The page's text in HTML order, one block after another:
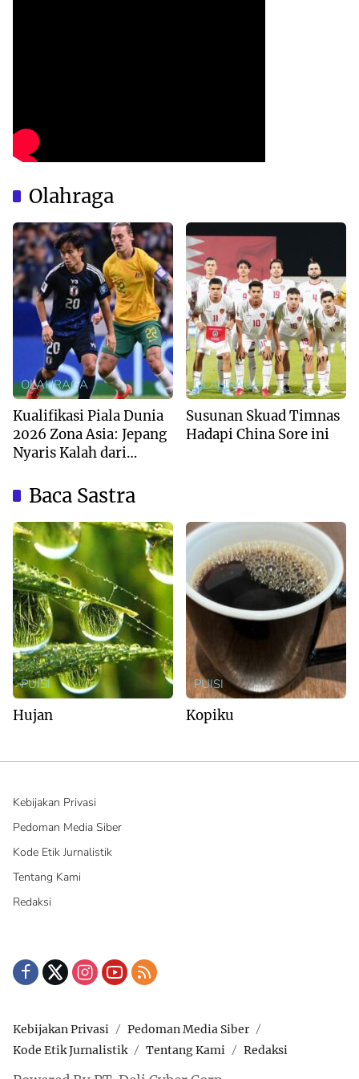
Olahraga
OLAHRAGA
Kualifikasi Piala Dunia
2026 Zona Asia: Jepang
Nyaris Kalah dari
OLAHRAGA
Susunan Skuad Timnas
Hadapi China Sore ini
Baca Sastra
PUISI
Hujan
PUISI
Kopiku
Kebijakan Privasi
Pedoman Media Siber
Kode Etik Jurnalistik
Tentang Kami
Redaksi
Kebijakan Privasi
Pedoman Media Siber
Kode Etik Jurnalistik
Tentang Kami Redaksi